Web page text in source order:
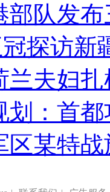
部队发
探访新
兰夫妇
划：首
区某特